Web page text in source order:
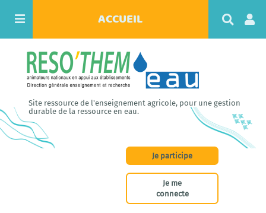
ACCUEIL
c
e
r
Site ressource de l'enseignement agricole, pour une gestion
durable de la ressource en eau.
Je participe
Je me
connecte